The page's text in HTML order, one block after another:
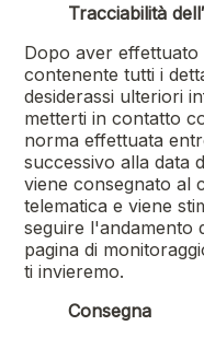
Tracciabilità
Dopo aver
contenente tutti i
desiderassi ulteriori
metterti in contatto
norma effettuata
successivo alla data
viene consegnato al
telematica e viene
seguire l'andamento
pagina di
ti invieremo.
Consegna